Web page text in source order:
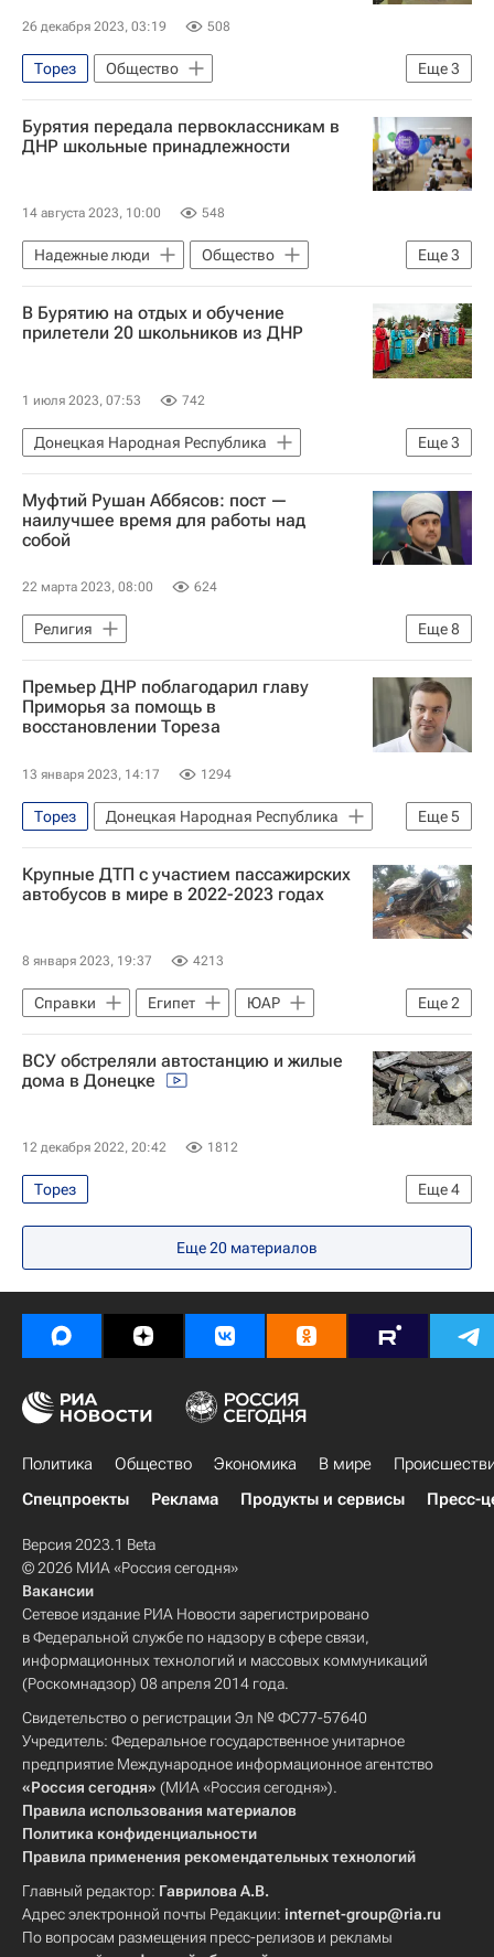
26 декабря 2023, 03:19 508
Еще3
Торез
Общество
Донецкая Народная Республика
Приморский край
Олег Кожемяко
Бурятия передала первоклассникам в
ДНР школьные принадлежности
14 августа 2023, 10:00 548
Еще3
Надежные люди
Общество
Донецкая Народная Республика
Хабаровский край
В Бурятию на отдых и обучение
прилетели 20 школьников из ДНР
1 июля 2023, 07:53 742
Еще3
Донецкая Народная Республика
Хабаровский край
Москва
Общество
Муфтий Рушан Аббясов: пост —
наилучшее время для работы над
собой
22 марта 2023, 08:00 624
Еще8
Религия
Московская область (Подмосковье)
Россия
Донецкая Народная Республика
Равиль Гайнутдин
Рушан Аббясов
Сулейман Керимов
Интервью
Интервью - Религия и мировоззрение
Премьер ДНР поблагодарил главу
Приморья за помощь в
восстановлении Тореза
13 января 2023, 14:17 1294
Еще5
Торез
Донецкая Народная Республика
Виталий Хоценко
Олег Кожемяко
Приморский край
Общество
Крупные ДТП с участием пассажирских
автобусов в мире в 2022-2023 годах
8 января 2023, 19:37 4213
Еще2
Справки Египет
ЮАР
Уганда
В мире
ВСУ обстреляли автостанцию и жилые
дома в Донецке
12 декабря 2022, 20:42 1812
Еще4
Торез
Специальная военная операция на Украине
Снежное Донецк
Еще20 материалов
Политика Общество Экономика В мире
Спецпроекты
Реклама Продукты и сервисы Пресс-
Версия 2023.1 Beta
© 2026 МИА «Россия сегодня»
Вакансии
Сетевое издание РИА Новости зарегистрировано
в Федеральной службе по надзору в сфере связи,
информационных технологий и массовых коммуникаций
(Роскомнадзор) 08 апреля 2014 года.
Свидетельство о регистрации Эл № ФС77-57640
Учредитель: Федеральное государственное унитарное
предприятие Международное информационное агентство
«Россия сегодня» (МИА «Россия сегодня»).
Правила использования материалов
Политика конфиденциальности
Правила применения рекомендательных технологий
Главный редактор: Гаврилова А.В.
Адрес электронной почты Редакции: internet-group@ria.ru
По вопросам размещения пресс-релизов и рекламы